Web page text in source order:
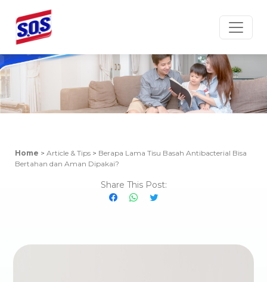
Home > Article & Tips > Berapa Lama Tisu Basah Antibacterial Bisa
Bertahan dan Aman Dipakai?
Share This Post: